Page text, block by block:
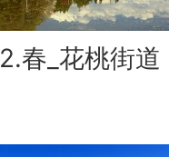
2.春_花桃街道